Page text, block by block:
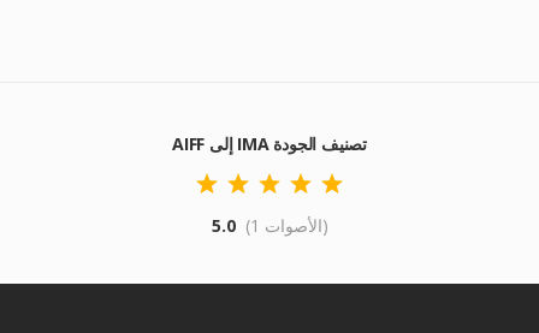
AIFF إلى IMA تصنيف الجودة
5.0 (1 الأصوات)